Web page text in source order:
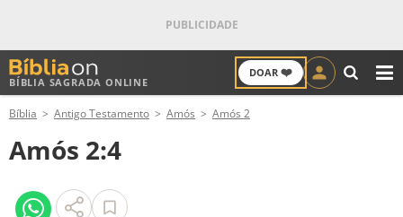
BÍBLIA SAGRADA ONLINE
DOAR ❤️
ANTIGO TESTAMENTO
NOVO TESTAMENTO
VERSÍCULOS
Bíblia Antigo Testamento Amós Amós 2
Amós 2:4